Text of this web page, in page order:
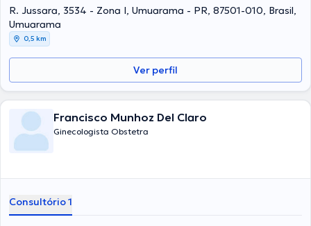
R. Jussara, 3534 - Zona I, Umuarama - PR, 87501-010, Brasil,
Umuarama
0,5 km
Ver perfil
Francisco Munhoz Del Claro
Ginecologista Obstetra
Consultório 1